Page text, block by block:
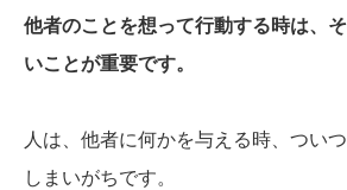
他者のことを想って行動する時は、
いことが重要です。
人は、他者に何かを与える時、つい
しまいがちです。